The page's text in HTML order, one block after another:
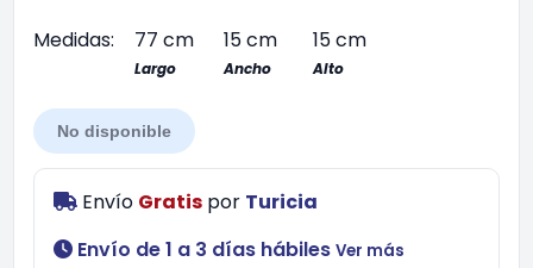
Medidas: 77 cm 15 cm 15 cm
Largo Ancho Alto
No disponible
Envío Gratis por Turicia
Envío de 1 a 3 días hábiles Ver más